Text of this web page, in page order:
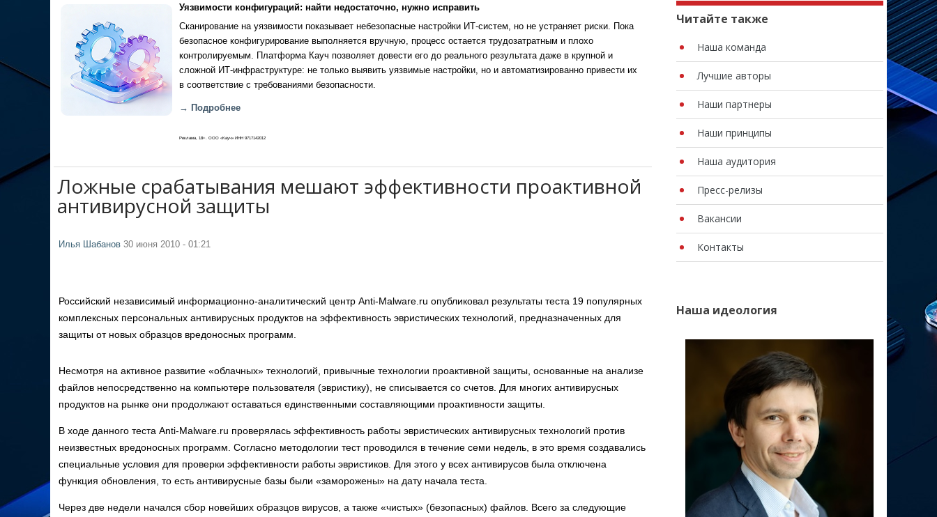
Уязвимости конфигураций: найти недостаточно, нужно исправить
Сканирование на уязвимости показывает небезопасные настройки ИТ-систем, но не устраняет риски. Пока
безопасное конфигурирование выполняется вручную, процесс остается трудозатратным и плохо
контролируемым. Платформа Кауч позволяет довести его до реального результата даже в крупной и
сложной ИТ-инфраструктуре: не только выявить уязвимые настройки, но и автоматизированно привести их
в соответствие с требованиями безопасности.
→ Подробнее
Реклама, 18+. ООО «Кауч» ИНН 9717142012
Ложные срабатывания мешают эффективности проактивной
антивирусной защиты
Илья Шабанов 30 июня 2010 - 01:21
Российский независимый информационно-аналитический центр Anti-Malware.ru опубликовал результаты теста 19 популярных
комплексных персональных антивирусных продуктов на эффективность эвристических технологий, предназначенных для
защиты от новых образцов вредоносных программ.
Несмотря на активное развитие «облачных» технологий, привычные технологии проактивной защиты, основанные на анализе
файлов непосредственно на компьютере пользователя (эвристику), не списывается со счетов. Для многих антивирусных
продуктов на рынке они продолжают оставаться единственными составляющими проактивности защиты.
В ходе данного теста Anti-Malware.ru проверялась эффективность работы эвристических антивирусных технологий против
неизвестных вредоносных программ. Согласно методологии тест проводился в течение семи недель, в это время создавались
специальные условия для проверки эффективности работы эвристиков. Для этого у всех антивирусов была отключена
функция обновления, то есть антивирусные базы были «заморожены» на дату начала теста.
Через две недели начался сбор новейших образцов вирусов, а также «чистых» (безопасных) файлов. Всего за следующие
Читайте также
Наша команда
Лучшие авторы
Наши партнеры
Наши принципы
Наша аудитория
Пресс-релизы
Вакансии
Контакты
Наша идеология